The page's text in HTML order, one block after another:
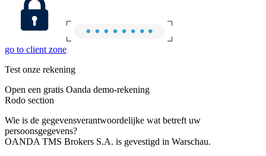
go to client zone
Test onze rekening
Open een gratis Oanda demo-rekening
Rodo section
Wie is de gegevensverantwoordelijke wat betreft uw
persoonsgegevens?
OANDA TMS Brokers S.A. is gevestigd in Warschau.